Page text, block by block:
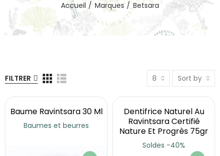
Accueil Marques Betsara
FILTRER 8 Sort by
Baume Ravintsara 30 Ml
Baumes et beurres
Dentifrice Naturel Au
Ravintsara Certifié
Nature Et Progrès 75gr
Soldes -40%